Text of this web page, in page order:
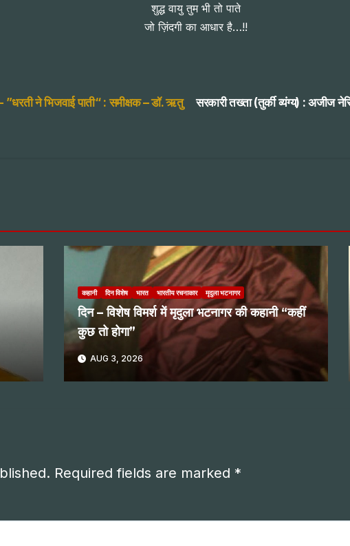
शुद्ध वायु तुम भी तो पाते
जो ज़िंदगी का आधार है…!!
सरकारी तख्ता (तुर्की व्यंग्य) : अजीज
ने भिजवाई पाती“ : समीक्षक – डॉ. ऋतु
कहानी दिन विशेष भारत भारतीय रचनाकार मृदुला भटनागर
दिन – विशेष विमर्श में मृदुला भटनागर की कहानी “कहीं
कुछ तो होगा”
AUG 3, 2026
Required fields are marked *